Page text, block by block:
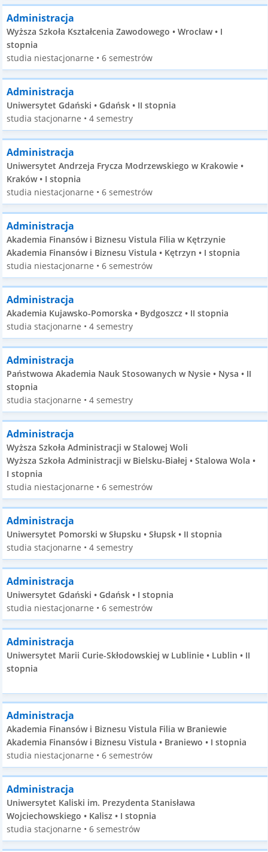
Administracja
Wyższa Szkoła Kształcenia Zawodowego • Wrocław • I
stopnia
studia niestacjonarne • 6 semestrów
Administracja
Uniwersytet Gdański • Gdańsk • II stopnia
studia stacjonarne • 4 semestry
Administracja
Uniwersytet Andrzeja Frycza Modrzewskiego w Krakowie •
Kraków • I stopnia
studia niestacjonarne • 6 semestrów
Administracja
Akademia Finansów i Biznesu Vistula Filia w Kętrzynie
Akademia Finansów i Biznesu Vistula • Kętrzyn • I stopnia
studia niestacjonarne • 6 semestrów
Administracja
Akademia Kujawsko-Pomorska • Bydgoszcz • II stopnia
studia stacjonarne • 4 semestry
Administracja
Państwowa Akademia Nauk Stosowanych w Nysie • Nysa • II
stopnia
studia stacjonarne • 4 semestry
Administracja
Wyższa Szkoła Administracji w Stalowej Woli
Wyższa Szkoła Administracji w Bielsku-Białej • Stalowa Wola •
I stopnia
studia niestacjonarne • 6 semestrów
Administracja
Uniwersytet Pomorski w Słupsku • Słupsk • II stopnia
studia stacjonarne • 4 semestry
Administracja
Uniwersytet Gdański • Gdańsk • I stopnia
studia niestacjonarne • 6 semestrów
Administracja
Uniwersytet Marii Curie-Skłodowskiej w Lublinie • Lublin • II
stopnia
Administracja
Akademia Finansów i Biznesu Vistula Filia w Braniewie
Akademia Finansów i Biznesu Vistula • Braniewo • I stopnia
studia niestacjonarne • 6 semestrów
Administracja
Uniwersytet Kaliski im. Prezydenta Stanisława
Wojciechowskiego • Kalisz • I stopnia
studia stacjonarne • 6 semestrów